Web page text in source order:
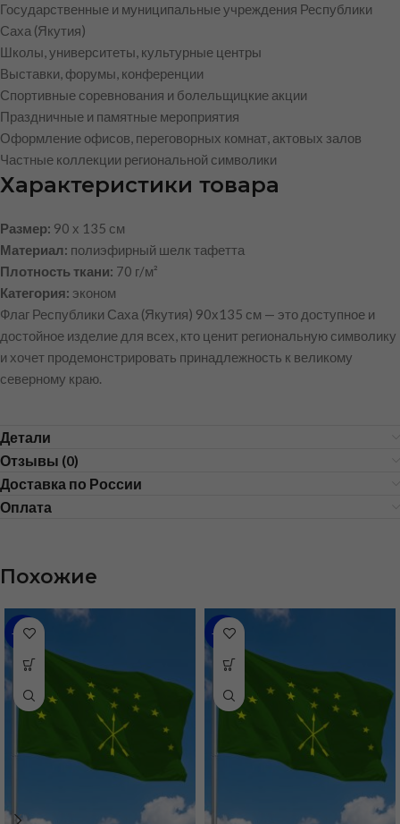
Государственные и муниципальные учреждения Республики
Саха (Якутия)
Школы, университеты, культурные центры
Выставки, форумы, конференции
Спортивные соревнования и болельщицкие акции
Праздничные и памятные мероприятия
Оформление офисов, переговорных комнат, актовых залов
Частные коллекции региональной символики
Характеристики товара
Размер: 90 х 135 см
Материал: полиэфирный шелк тафетта
Плотность ткани: 70 г/м²
Категория: эконом
Флаг Республики Саха (Якутия) 90х135 см — это доступное и
достойное изделие для всех, кто ценит региональную символику
и хочет продемонстрировать принадлежность к великому
северному краю.
Детали
Отзывы (0)
Доставка по России
Оплата
Похожие
-48% -31%